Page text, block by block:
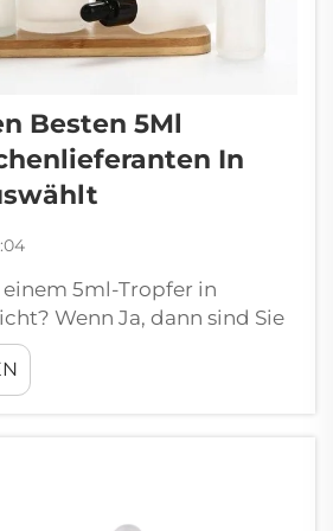
Besten 5Ml
In
einem 5ml-Tropfer in
Wenn Ja, dann sind Sie
Es gibt Hunderte von
und mit so vielen
kann es ein wirklich